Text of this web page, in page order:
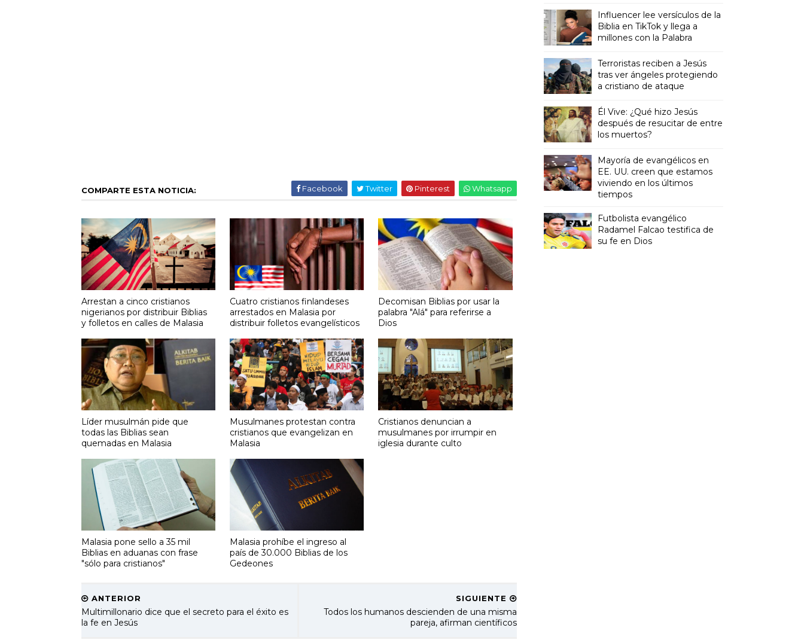
COMPARTE ESTA NOTICIA: Facebook Twitter Pinterest Whatsapp
Arrestan a cinco cristianos
nigerianos por distribuir Biblias
y folletos en calles de Malasia
Cuatro cristianos finlandeses
arrestados en Malasia por
distribuir folletos evangelísticos
Decomisan Biblias por usar la
palabra "Alá" para referirse a
Dios
Líder musulmán pide que
todas las Biblias sean
quemadas en Malasia
Musulmanes protestan contra
cristianos que evangelizan en
Malasia
Cristianos denuncian a
musulmanes por irrumpir en
iglesia durante culto
Malasia pone sello a 35 mil
Biblias en aduanas con frase
"sólo para cristianos"
Malasia prohíbe el ingreso al
país de 30.000 Biblias de los
Gedeones
SIGUIENTE
Todos los humanos descienden de una misma
pareja, afirman científicos
ANTERIOR
Multimillonario dice que el secreto para el éxito es
la fe en Jesús
Influencer lee versículos de la
Biblia en TikTok y llega a
millones con la Palabra
Terroristas reciben a Jesús
tras ver ángeles protegiendo
a cristiano de ataque
Él Vive: ¿Qué hizo Jesús
después de resucitar de entre
los muertos?
Mayoría de evangélicos en
EE. UU. creen que estamos
viviendo en los últimos
tiempos
Futbolista evangélico
Radamel Falcao testifica de
su fe en Dios